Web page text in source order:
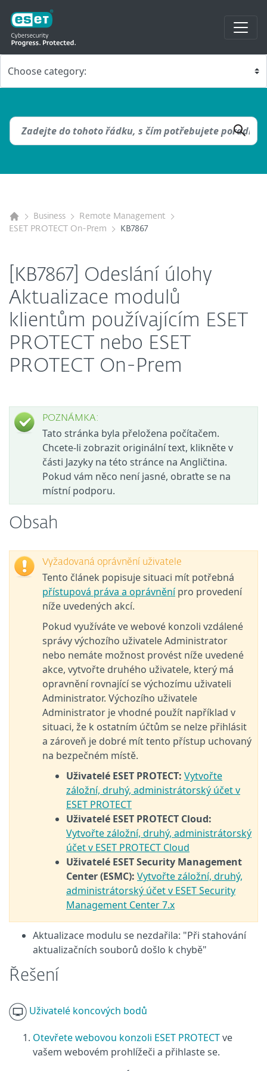
Business
Remote Management
ESET PROTECT On-Prem
KB7867
[KB7867] Odeslání úlohy
Aktualizace modulů
klientům používajícím ESET
PROTECT nebo ESET
PROTECT On-Prem
POZNÁMKA:
Tato stránka byla přeložena počítačem.
Chcete-li zobrazit originální text, klikněte v
části Jazyky na této stránce na Angličtina.
Pokud vám něco není jasné, obraťte se na
místní podporu.
Obsah
Vyžadovaná oprávnění uživatele
Tento článek popisuje situaci mít potřebná
přístupová práva a oprávněnípro provedení
níže uvedených akcí.
Pokud využíváte ve webové konzoli vzdálené
správy výchozího uživatele Administrator
nebo nemáte možnost provést níže uvedené
akce, vytvořte druhého uživatele, který má
opravnění rovnající se výchozímu uživateli
Administrator. Výchozího uživatele
Administrator je vhodné použít například v
situaci, že k ostatním účtům se nelze přihlásit
a zároveň je dobré mít tento přístup uchovaný
na bezpečném místě.
Uživatelé ESET PROTECT: Vytvořte
záložní, druhý, administrátorský účet v
ESET PROTECT
Uživatelé ESET PROTECT Cloud:
Vytvořte záložní, druhý, administrátorský
účet v ESET PROTECT Cloud
Uživatelé ESET Security Management
Center (ESMC): Vytvořte záložní, druhý,
administrátorský účet v ESET Security
Management Center 7.x
Aktualizace modulu se nezdařila: "Při stahování
aktualizačních souborů došlo k chybě"
Řešení
Uživatelé koncových bodů
Otevřete webovou konzoli ESET PROTECTve
vašem webovém prohlížeči a přihlaste se.